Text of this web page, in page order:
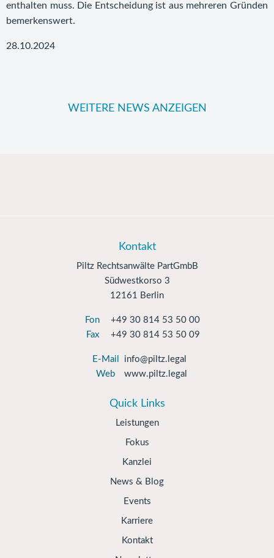
enthalten muss. Die Entscheidung ist aus mehreren Gründen
bemerkenswert.
28.10.2024
WEITERE NEWS ANZEIGEN
Kontakt
Piltz Rechtsanwälte PartGmbB
Südwestkorso 3
12161 Berlin
Fon
+49 30 814 53 50 00
Fax
+49 30 814 53 50 09
E-Mail
info@piltz.legal
Web
www.piltz.legal
Quick Links
Leistungen
Fokus
Kanzlei
News & Blog
Events
Karriere
Kontakt